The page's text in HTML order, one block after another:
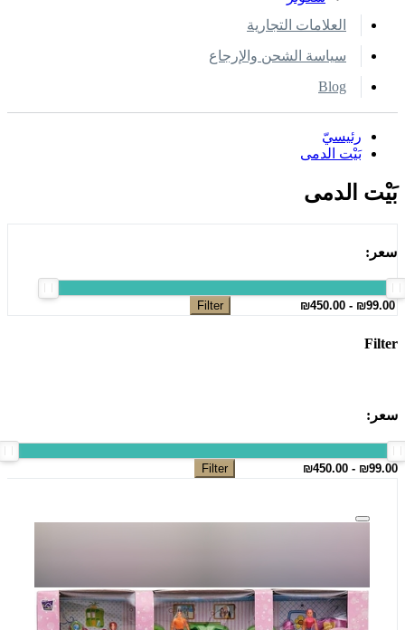
العلامات التجارية
سياسة الشحن والإرجاع
Blog
رئيسيّ
بَيْت الدمى
بَيْت الدمى
سعر:
Filter
Filter
سعر:
Filter